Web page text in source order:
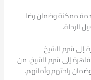
خدمة ممكنة وضمان رضا
الرحلة.
إلى شرم الشيخ
إلى شرم الشيخ، من
راحتهم وأمانهم.